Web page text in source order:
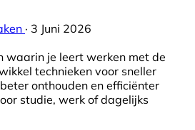
· 3 Juni 2026
waarin je leert werken met de
technieken voor sneller
onthouden en efficiënter
studie, werk of dagelijks